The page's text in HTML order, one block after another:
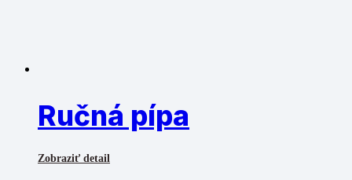
Ručná pípa
Zobraziť detail